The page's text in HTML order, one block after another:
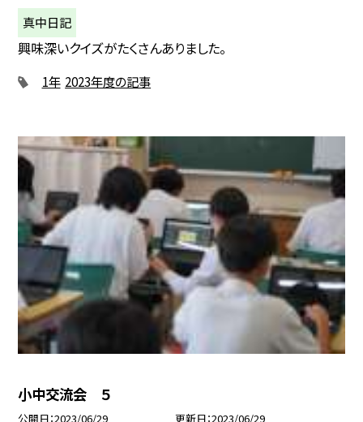
真中日記
興味深いクイズがたくさんありました。
1年 2023年度の記事
小中交流会 ５
公開日 2023/06/29 更新日 2023/06/29